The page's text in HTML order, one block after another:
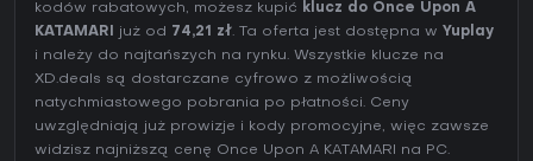
kodów rabatowych, możesz kupić klucz do Once Upon A
KATAMARI
już od 74,21 zł. Ta oferta jest dostępna w Yuplay
i należy do najtańszych na rynku. Wszystkie klucze na
XD.deals są dostarczane cyfrowo z możliwością
natychmiastowego pobrania po płatności. Ceny
uwzględniają już prowizje i kody promocyjne, więc zawsze
widzisz najniższą cenę Once Upon A KATAMARI na PC.